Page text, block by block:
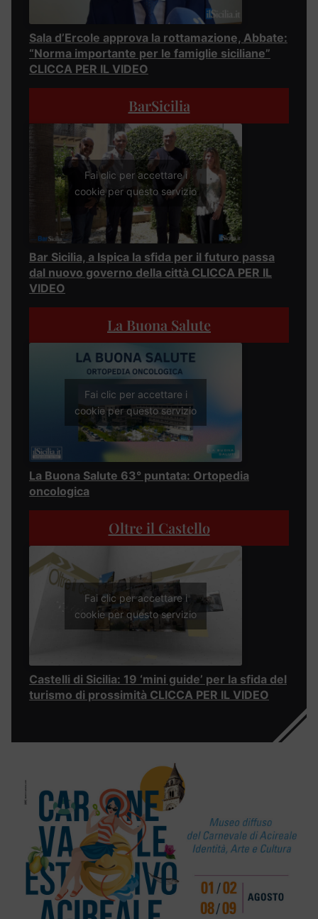
Sala d’Ercole approva la rottamazione, Abbate:
“Norma importante per le famiglie siciliane”
CLICCA PER IL VIDEO
BarSicilia
Fai clic per accettare i
cookie per questo servizio
Bar Sicilia, a Ispica la sfida per il futuro passa
dal nuovo governo della città CLICCA PER IL
VIDEO
La Buona Salute
Fai clic per accettare i
cookie per questo servizio
La Buona Salute 63° puntata: Ortopedia
oncologica
Oltre il Castello
Fai clic per accettare i
cookie per questo servizio
Castelli di Sicilia: 19 ‘mini guide’ per la sfida del
turismo di prossimità CLICCA PER IL VIDEO